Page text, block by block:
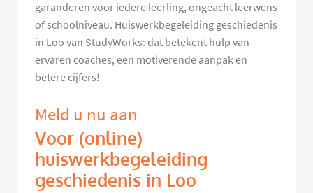
garanderen voor iedere leerling, ongeacht leerwens
of schoolniveau. Huiswerkbegeleiding geschiedenis
in Loo van StudyWorks: dat betekent hulp van
ervaren coaches, een motiverende aanpak en
betere cijfers!
Meld u nu aan
Voor (online)
huiswerkbegeleiding
geschiedenis in Loo